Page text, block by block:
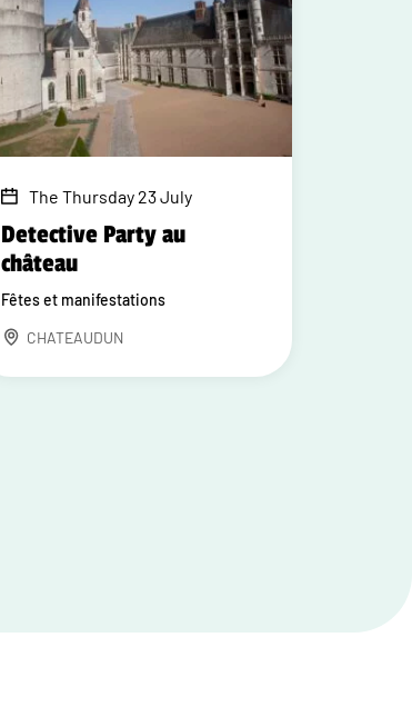
The Thursday 23 July
Detective Party au
château
Fêtes et manifestations
CHATEAUDUN